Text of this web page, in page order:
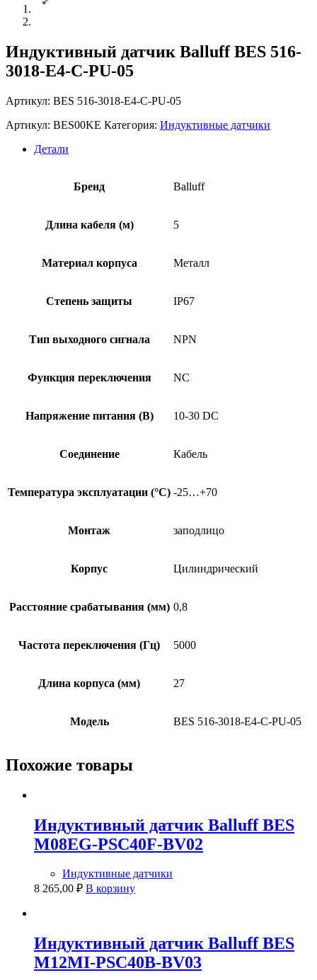
Индуктивный датчик Balluff BES 516-
3018-E4-C-PU-05
Артикул: BES 516-3018-E4-C-PU-05
Артикул: BES00KE Категория: Индуктивные датчики
Детали
Бренд Balluff
Длина кабеля (м) 5
Материал корпуса Металл
Степень защиты IP67
Тип выходного сигнала NPN
Функция переключения NC
Напряжение питания (В) 10-30 DC
Соединение Кабель
Температура эксплуатации (°C) -25…+70
Монтаж заподлицо
Корпус Цилиндрический
Расстояние срабатывания (мм) 0,8
Частота переключения (Гц) 5000
Длина корпуса (мм) 27
Модель BES 516-3018-E4-C-PU-05
Похожие товары
Индуктивный датчик Balluff BES
M08EG-PSC40F-BV02
Индуктивные датчики
8 265,00 ₽ В корзину
Индуктивный датчик Balluff BES
M12MI-PSC40B-BV03